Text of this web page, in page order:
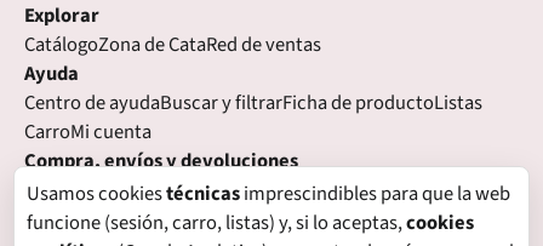
Explorar
CatálogoZona de CataRed de ventas
Ayuda
Centro de ayudaBuscar y filtrarFicha de productoListas
CarroMi cuenta
Compra, envíos y devoluciones
Condiciones de compraFormas de pagoGastos de envío
Plazos de entregaDevolucionesGarantía
Usamos cookiestécnicasimprescindibles para que la web
funcione (sesión, carro, listas) y, si lo aceptas,cookies